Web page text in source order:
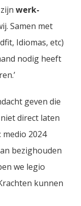
werk-
Samen met
Idiomas, etc)
nodig heeft
geven die
direct laten
2024
bezighouden
we legio
kunnen